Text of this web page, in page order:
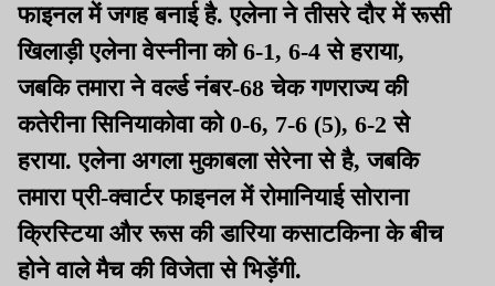
फाइनल में जगह बनाई है. एलेना ने तीसरे दौर में रूसी
खिलाड़ी एलेना वेस्नीना को 6-1, 6-4 से हराया,
जबकि तमारा ने वर्ल्ड नंबर-68 चेक गणराज्य की
कतेरीना सिनियाकोवा को 0-6, 7-6 (5), 6-2 से
हराया. एलेना अगला मुकाबला सेरेना से है, जबकि
तमारा प्री-क्वार्टर फाइनल में रोमानियाई सोराना
क्रिस्टिया और रूस की डारिया कसाटकिना के बीच
होने वाले मैच की विजेता से भिड़ेंगी.